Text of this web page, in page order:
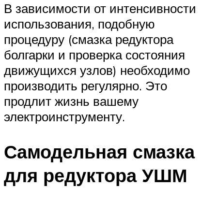
В зависимости от интенсивности
использования, подобную
процедуру (смазка редуктора
болгарки и проверка состояния
движущихся узлов) необходимо
производить регулярно. Это
продлит жизнь вашему
электроинструменту.
Самодельная смазка
для редуктора УШМ